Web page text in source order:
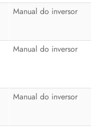
Manual do inversor
Manual do inversor
Manual do inversor